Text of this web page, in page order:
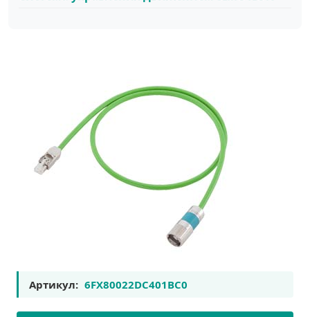
Артикул: 6FX80022DC401BC0